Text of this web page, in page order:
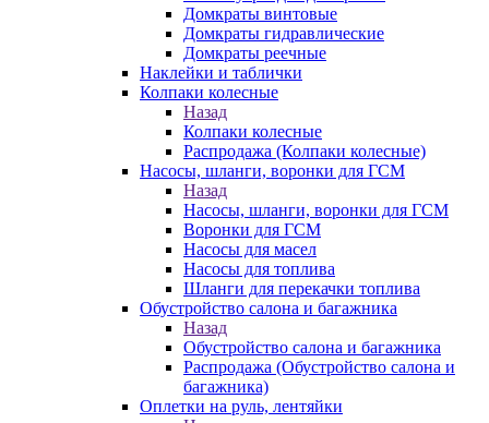
Домкраты винтовые
Домкраты гидравлические
Домкраты реечные
Наклейки и таблички
Колпаки колесные
Назад
Колпаки колесные
Распродажа (Колпаки колесные)
Насосы, шланги, воронки для ГСМ
Назад
Насосы, шланги, воронки для ГСМ
Воронки для ГСМ
Насосы для масел
Насосы для топлива
Шланги для перекачки топлива
Обустройство салона и багажника
Назад
Обустройство салона и багажника
Распродажа (Обустройство салона и
багажника)
Оплетки на руль, лентяйки